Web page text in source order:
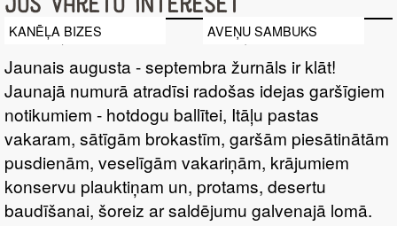
KANĒĻA BIZES AVEŅU SAMBUKS
Jaunais augusta - septembra žurnāls ir klāt!
Jaunajā numurā atradīsi radošas idejas garšīgiem
notikumiem - hotdogu ballītei, Itāļu pastas
vakaram, sātīgām brokastīm, garšām piesātinātām
pusdienām, veselīgām vakariņām, krājumiem
konservu plauktiņam un, protams, desertu
baudīšanai, šoreiz ar saldējumu galvenajā lomā.